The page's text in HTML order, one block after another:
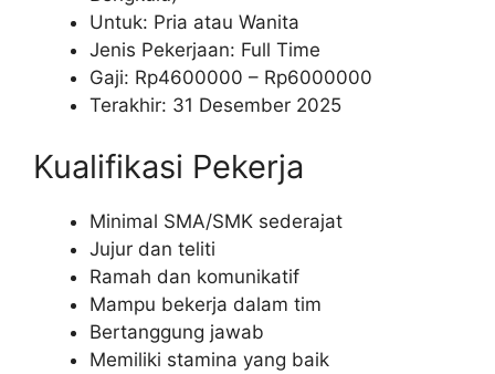
Untuk: Pria atau Wanita
Jenis Pekerjaan: Full Time
Gaji: Rp4600000 – Rp6000000
Terakhir: 31 Desember 2025
Kualifikasi Pekerja
Minimal SMA/SMK sederajat
Jujur dan teliti
Ramah dan komunikatif
Mampu bekerja dalam tim
Bertanggung jawab
Memiliki stamina yang baik